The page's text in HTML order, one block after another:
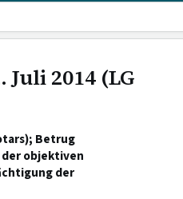
Juli 2014 (LG
Betrug
objektiven
der